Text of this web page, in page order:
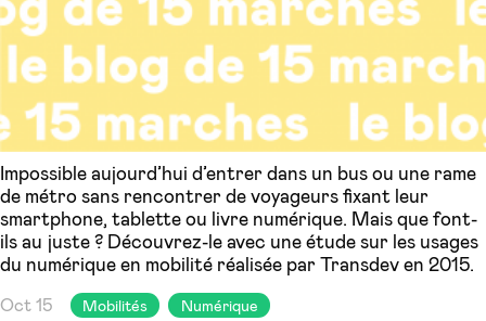
Impossible aujourd’hui d’entrer dans un bus ou une rame
de métro sans rencontrer de voyageurs fixant leur
smartphone, tablette ou livre numérique. Mais que font-
ils au juste ? Découvrez-le avec une étude sur les usages
du numérique en mobilité réalisée par Transdev en 2015.
Oct 15 Mobilités Numérique